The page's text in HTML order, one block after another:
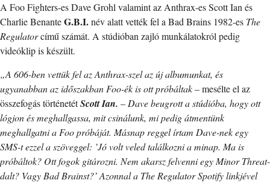
A Foo Fighters-es Dave Grohl valamint az Anthrax-es Scott Ian és
Charlie BenanteG.B.I.név alatt vették fel a Bad Brains 1982-es The
Regulatorcímű számát. A stúdióban zajló munkálatokról pedig
videóklip is készült.
„A 606-ben vettük fel az Anthrax-szel az új albumunkat, és
ugyanabban az időszakban Foo-ék is ott próbáltak– mesélte el az
összefogás történetétScott Ian. –Dave beugrott a stúdióba, hogy ott
lógjon és meghallgassa, mit csinálunk, mi pedig átmentünk
meghallgatni a Foo próbáját. Másnap reggel írtam Dave-nek egy
SMS-t ezzel a szöveggel: ’Jó volt veled találkozni a minap. Ma is
próbáltok? Ott fogok gitározni. Nem akarsz felvenni egy Minor Threat-
dalt? Vagy Bad Brainst?’ Azonnal a The Regulator Spotify linkjével